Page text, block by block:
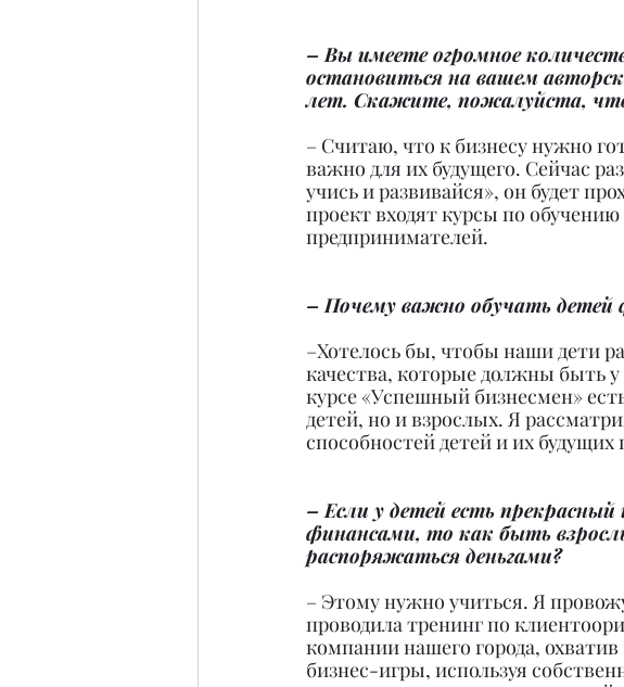
– Вы имеете огромное
остановиться на вашем
лет. Скажите, пожалуйста, что
– Считаю, что к бизнесу нужно
важно для их будущего. Сейчас
учись и развивайся», он будет
проект входят курсы по
предпринимателей.
– Почему важно обучать детей
–Хотелось бы, чтобы наши дети
качества, которые должны быть
курсе «Успешный бизнесмен»
детей, но и взрослых. Я
способностей детей и их
– Если у детей есть
финансами, то как быть
распоряжаться деньгами?
– Этому нужно учиться. Я
проводила тренинг по
компании нашего города,
бизнес-игры, используя